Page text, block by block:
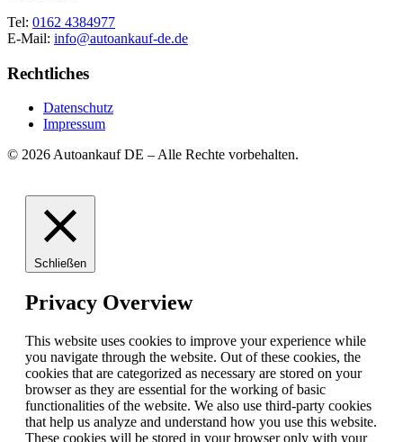
Tel: 0162 4384977
E-Mail: info@autoankauf-de.de
Rechtliches
Datenschutz
Impressum
© 2026 Autoankauf DE – Alle Rechte vorbehalten.
Schließen
Privacy Overview
This website uses cookies to improve your experience while
you navigate through the website. Out of these cookies, the
cookies that are categorized as necessary are stored on your
browser as they are essential for the working of basic
functionalities of the website. We also use third-party cookies
that help us analyze and understand how you use this website.
These cookies will be stored in your browser only with your